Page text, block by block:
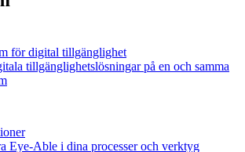
för digital tillgänglighet
tillgänglighetslösningar på en och samma
Eye-Able i dina processer och verktyg